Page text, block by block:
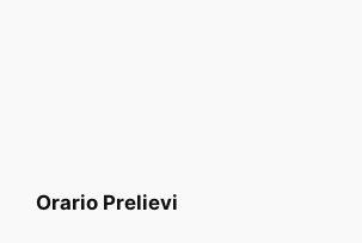
Orario Prelievi